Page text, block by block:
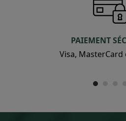
PAIEMENT
Visa, MasterCard